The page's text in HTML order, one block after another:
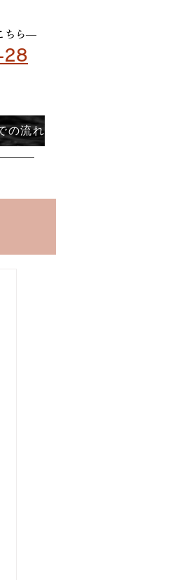
ちら―
の流れ